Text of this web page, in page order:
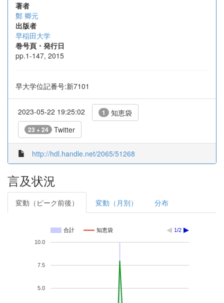
著者
鄭 卿元
出版者
早稲田大学
巻号頁・発行日
pp.1-147, 2015
早大学位記番号:新7101
2023-05-22 19:25:02 1 知恵袋
23 + 24 Twitter
http://hdl.handle.net/2065/51268
言及状況
変動（ピーク前後） 変動（月別） 分布
合計 知恵袋 1/2
5.0
7.5
10.0